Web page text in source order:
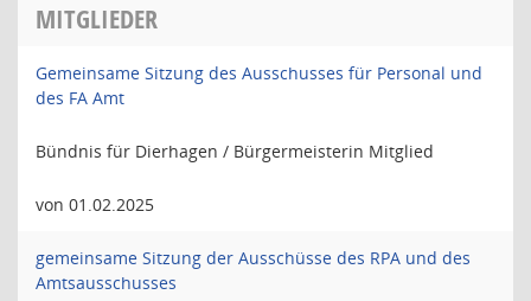
MITGLIEDER
Gemeinsame Sitzung des Ausschusses für Personal und
des FA Amt
Bündnis für Dierhagen / Bürgermeisterin Mitglied
von 01.02.2025
gemeinsame Sitzung der Ausschüsse des RPA und des
Amtsausschusses